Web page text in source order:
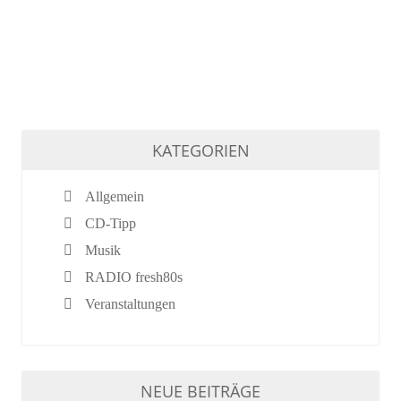
KATEGORIEN
Allgemein
CD-Tipp
Musik
RADIO fresh80s
Veranstaltungen
NEUE BEITRÄGE